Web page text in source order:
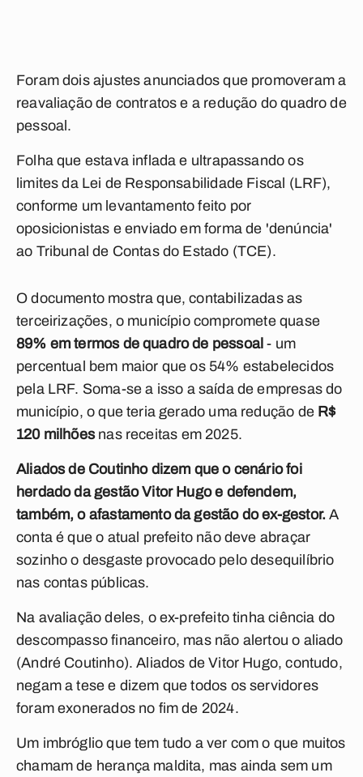
Foram dois ajustes anunciados que promoveram a
reavaliação de contratos e a redução do quadro de
pessoal.
Folha que estava inflada e ultrapassando os
limites da Lei de Responsabilidade Fiscal (LRF),
conforme um levantamento feito por
oposicionistas e enviado em forma de 'denúncia'
ao Tribunal de Contas do Estado (TCE).
O documento mostra que, contabilizadas as
terceirizações, o município compromete quase
89% em termos de quadro de pessoal - um
percentual bem maior que os 54% estabelecidos
pela LRF. Soma-se a isso a saída de empresas do
município, o que teria gerado uma redução de R$
120 milhõesnas receitas em 2025.
Aliados de Coutinho dizem que o cenário foi
herdado da gestão Vitor Hugo e defendem,
também, o afastamento da gestão do ex-gestor.A
conta é que o atual prefeito não deve abraçar
sozinho o desgaste provocado pelo desequilíbrio
nas contas públicas.
Na avaliação deles, o ex-prefeito tinha ciência do
descompasso financeiro, mas não alertou o aliado
(André Coutinho). Aliados de Vitor Hugo, contudo,
negam a tese e dizem que todos os servidores
foram exonerados no fim de 2024.
Um imbróglio que tem tudo a ver com o que muitos
chamam de herança maldita, mas ainda sem um